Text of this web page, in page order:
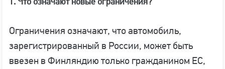
Ограничения означают, что автомобиль,
зарегистрированный в России, может быть
ввезен в Финляндию только гражданином ЕС,